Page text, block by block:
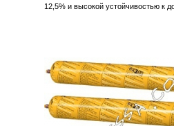
12,5% и высокой устойчивостью к